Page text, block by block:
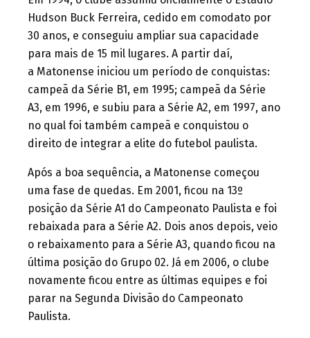
Hudson Buck Ferreira, cedido em comodato por
30 anos, e conseguiu ampliar sua capacidade
para mais de 15 mil lugares. A partir daí,
a Matonense iniciou um período de conquistas:
campeã da Série B1, em 1995; campeã da Série
A3, em 1996, e subiu para a Série A2, em 1997, ano
no qual foi também campeã e conquistou o
direito de integrar a elite do futebol paulista.
Após a boa sequência, a Matonense começou
uma fase de quedas. Em 2001, ficou na 13º
posição da Série A1 do Campeonato Paulista e foi
rebaixada para a Série A2. Dois anos depois, veio
o rebaixamento para a Série A3, quando ficou na
última posição do Grupo 02. Já em 2006, o clube
novamente ficou entre as últimas equipes e foi
parar na Segunda Divisão do Campeonato
Paulista.